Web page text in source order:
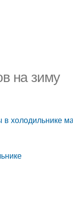
на зиму
в холодильнике